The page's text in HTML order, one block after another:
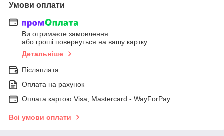
Умови оплати
Ви отримаєте замовлення
або гроші повернуться на вашу картку
Детальніше
Післяплата
Оплата на рахунок
Оплата картою Visa, Mastercard - WayForPay
Всі умови оплати